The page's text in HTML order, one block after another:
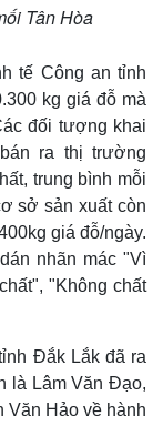
Tân Hòa
tế Công an tỉnh
kg giá đỗ mà
đối tượng khai
ra thị trường
trung bình mỗi
sở sản xuất còn
giá đỗ/ngày.
nhãn mác "Vì
"Không chất
Đắk Lắk đã ra
là Lâm Văn Đạo,
Văn Hảo về hành